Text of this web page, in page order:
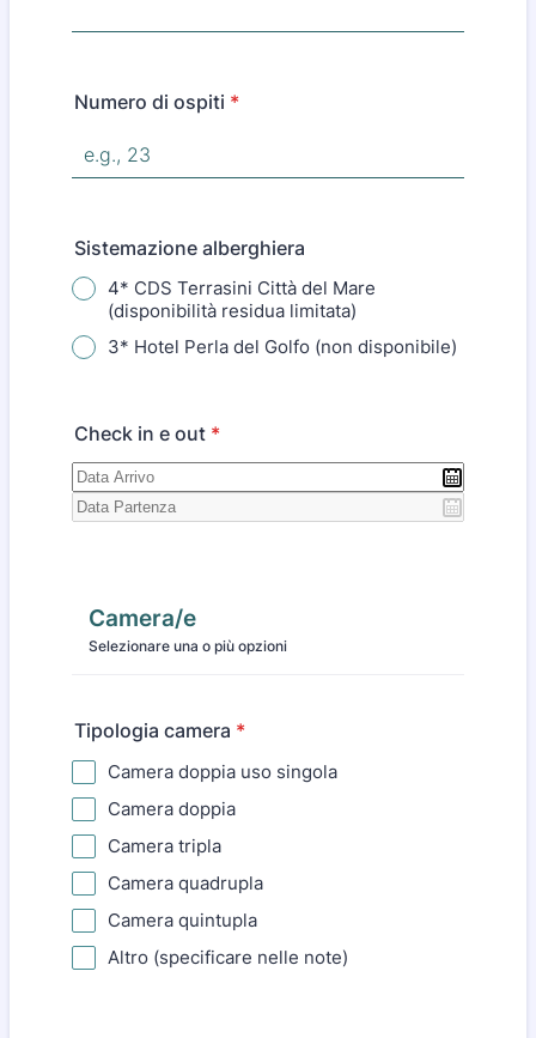
Numero di ospiti *
Sistemazione alberghiera
4* CDS Terrasini Città del Mare
(disponibilità residua limitata)
3* Hotel Perla del Golfo (non disponibile)
Check in e out *
Camera/e
Selezionare una o più opzioni
Tipologia camera *
Camera doppia uso singola
Camera doppia
Camera tripla
Camera quadrupla
Camera quintupla
Altro (specificare nelle note)